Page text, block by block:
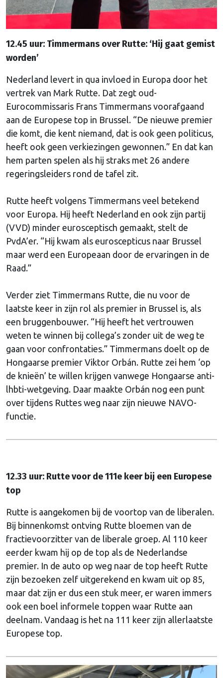
12.45 uur: Timmermans over Rutte: ‘Hij gaat gemist
worden’
Nederland levert in qua invloed in Europa door het
vertrek van Mark Rutte. Dat zegt oud-
Eurocommissaris Frans Timmermans voorafgaand
aan de Europese top in Brussel. “De nieuwe premier
die komt, die kent niemand, dat is ook geen politicus,
heeft ook geen verkiezingen gewonnen.” En dat kan
hem parten spelen als hij straks met 26 andere
regeringsleiders rond de tafel zit.
Rutte heeft volgens Timmermans veel betekend
voor Europa. Hij heeft Nederland en ook zijn partij
(VVD) minder eurosceptisch gemaakt, stelt de
PvdA’er. “Hij kwam als euroscepticus naar Brussel
maar werd een Europeaan door de ervaringen in de
Raad.”
Verder ziet Timmermans Rutte, die nu voor de
laatste keer in zijn rol als premier in Brussel is, als
een bruggenbouwer. “Hij heeft het vertrouwen
weten te winnen bij collega’s zonder uit de weg te
gaan voor confrontaties.” Timmermans doelt op de
Hongaarse premier Viktor Orbán. Rutte zei hem ‘op
de knieën’ te willen krijgen vanwege Hongaarse anti-
lhbti-wetgeving. Daar maakte Orbán nog een punt
over tijdens Ruttes weg naar zijn nieuwe NAVO-
functie.
12.33 uur: Rutte voor de 111e keer bij een Europese
top
Rutte is aangekomen bij de voortop van de liberalen.
Bij binnenkomst ontving Rutte bloemen van de
fractievoorzitter van de liberale groep. Al 110 keer
eerder kwam hij op de top als de Nederlandse
premier. In de auto op weg naar de top heeft Rutte
zijn bezoeken zelf uitgerekend en kwam uit op 85,
maar dat zijn er dus een stuk meer, er waren immers
ook een boel informele toppen waar Rutte aan
deelnam. Vandaag is het na 111 keer zijn allerlaatste
Europese top.